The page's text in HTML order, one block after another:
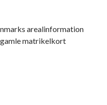
arealinformation
matrikelkort